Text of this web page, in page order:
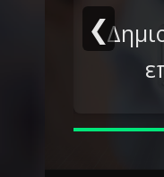
❮
eshop